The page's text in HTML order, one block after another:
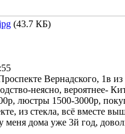
(43.7 КБ)
Вернадского, 1в из
неясно, вероятнее-
люстры 1500-3000р,
из стекла, всё вместе
меня дома уже 3й год,